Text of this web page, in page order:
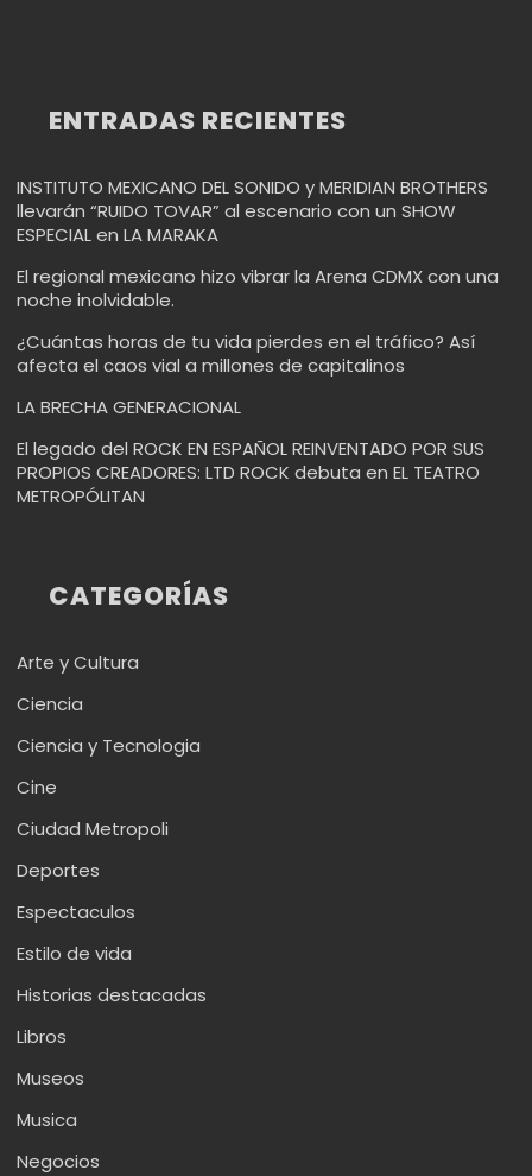
ENTRADAS RECIENTES
INSTITUTO MEXICANO DEL SONIDO y MERIDIAN BROTHERS
llevarán “RUIDO TOVAR” al escenario con un SHOW
ESPECIAL en LA MARAKA
El regional mexicano hizo vibrar la Arena CDMX con una
noche inolvidable.
¿Cuántas horas de tu vida pierdes en el tráfico? Así
afecta el caos vial a millones de capitalinos
LA BRECHA GENERACIONAL
El legado del ROCK EN ESPAÑOL REINVENTADO POR SUS
PROPIOS CREADORES: LTD ROCK debuta en EL TEATRO
METROPÓLITAN
CATEGORÍAS
Arte y Cultura
Ciencia
Ciencia y Tecnologia
Cine
Ciudad Metropoli
Deportes
Espectaculos
Estilo de vida
Historias destacadas
Libros
Museos
Musica
Negocios